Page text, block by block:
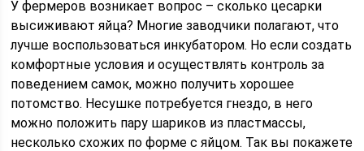
У фермеров возникает вопрос – сколько цесарки
высиживают яйца? Многие заводчики полагают, что
лучше воспользоваться инкубатором. Но если создать
комфортные условия и осуществлять контроль за
поведением самок, можно получить хорошее
потомство. Несушке потребуется гнездо, в него
можно положить пару шариков из пластмассы,
несколько схожих по форме с яйцом. Так вы покажете